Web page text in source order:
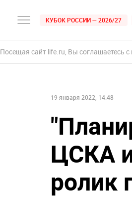
КУБОК РОССИИ — 2026/27
Посещая сайт life.ru, Вы соглашаетесь
19 января 2022, 14:48
ЦСКА
ролик